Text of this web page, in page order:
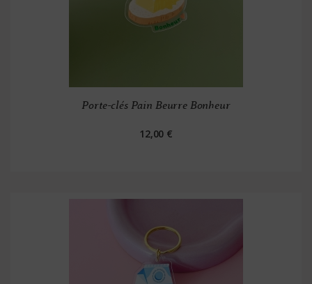
Porte-clés Pain Beurre Bonheur
12,00 €